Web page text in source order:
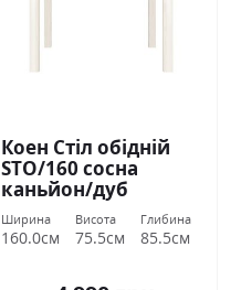
Коен Стіл обідній
STO/160 сосна
каньйон/дуб
корабельний БРВ
Україна
Ширина
160.0см
Висота
75.5см
Глибина
85.5см